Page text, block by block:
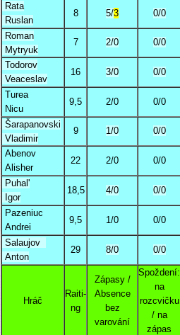
Rata
Ruslan
8 5/3 0/0
Roman
Mytryuk
7 2/0 0/0
Todorov
Veaceslav
16 3/0 0/0
Turea
Nicu
9,5 2/0 0/0
Šarapanovski
Vladimir
9 1/0 0/0
Abenov
Alisher
22 2/0 0/0
Puhal'
Igor
18,5 4/0 0/0
Pazeniuc
Andrei
9,5 1/0 0/0
Salaujov
Anton
29 8/0 0/0
Hráč
Raiti-
ng
Zápasy /
Absence
bez
varování
Spoždení:
na
rozcvičku
/ na
zápas